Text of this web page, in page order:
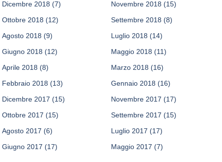
Dicembre 2018 (7) Novembre 2018 (15)
Ottobre 2018 (12) Settembre 2018 (8)
Agosto 2018 (9) Luglio 2018 (14)
Giugno 2018 (12) Maggio 2018 (11)
Aprile 2018 (8) Marzo 2018 (16)
Febbraio 2018 (13) Gennaio 2018 (16)
Dicembre 2017 (15) Novembre 2017 (17)
Ottobre 2017 (15) Settembre 2017 (15)
Agosto 2017 (6) Luglio 2017 (17)
Giugno 2017 (17) Maggio 2017 (7)